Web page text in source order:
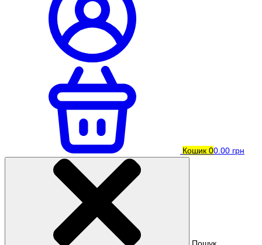
Кошик 00.00 грн